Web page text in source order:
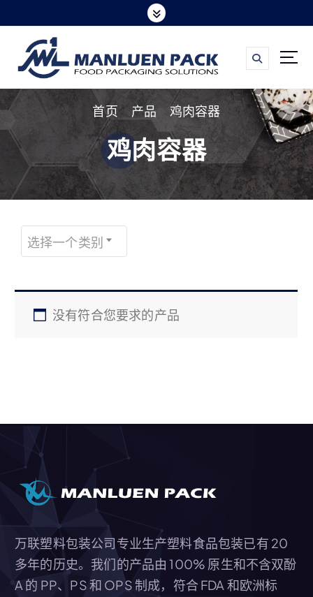
转
容
首页
产品 鸡肉容器
鸡肉容器
没有符合您要求的产品
选择一个类别
万联塑料包装公司专业生产塑料食品包装已有 20
多年的历史。我们的产品由 100% 原生和不含双酚
A 的 PP、PS 和 OPS 制成，符合 FDA 和欧洲标